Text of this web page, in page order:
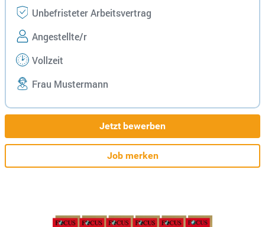
Unbefristeter Arbeitsvertrag
Angestellte/r
Vollzeit
Frau Mustermann
Jetzt bewerben
Job merken